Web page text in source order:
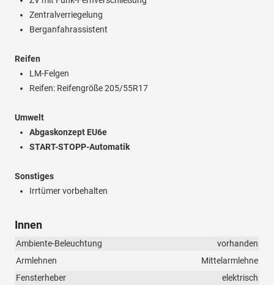
Zentralverriegelung
Berganfahrassistent
Reifen
LM-Felgen
Reifen: Reifengröße 205/55R17
Umwelt
Abgaskonzept EU6e
START-STOPP-Automatik
Sonstiges
Irrtümer vorbehalten
Innen
Ambiente-Beleuchtung
vorhanden
Armlehnen
Mittelarmlehne
Fensterheber
elektrisch